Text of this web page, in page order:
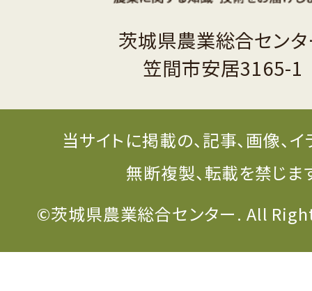
茨城県農業総合セン
笠間市安居3165-1
当サイトに掲載の、記事、画像、
無断複製、転載を禁じま
©茨城県農業総合センター. All